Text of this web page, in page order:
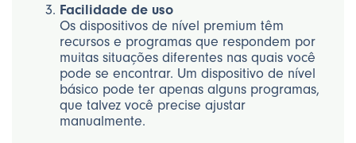
Facilidade de uso
Os dispositivos de nível premium têm
recursos e programas que respondem por
muitas situações diferentes nas quais você
pode se encontrar. Um dispositivo de nível
básico pode ter apenas alguns programas,
que talvez você precise ajustar
manualmente.